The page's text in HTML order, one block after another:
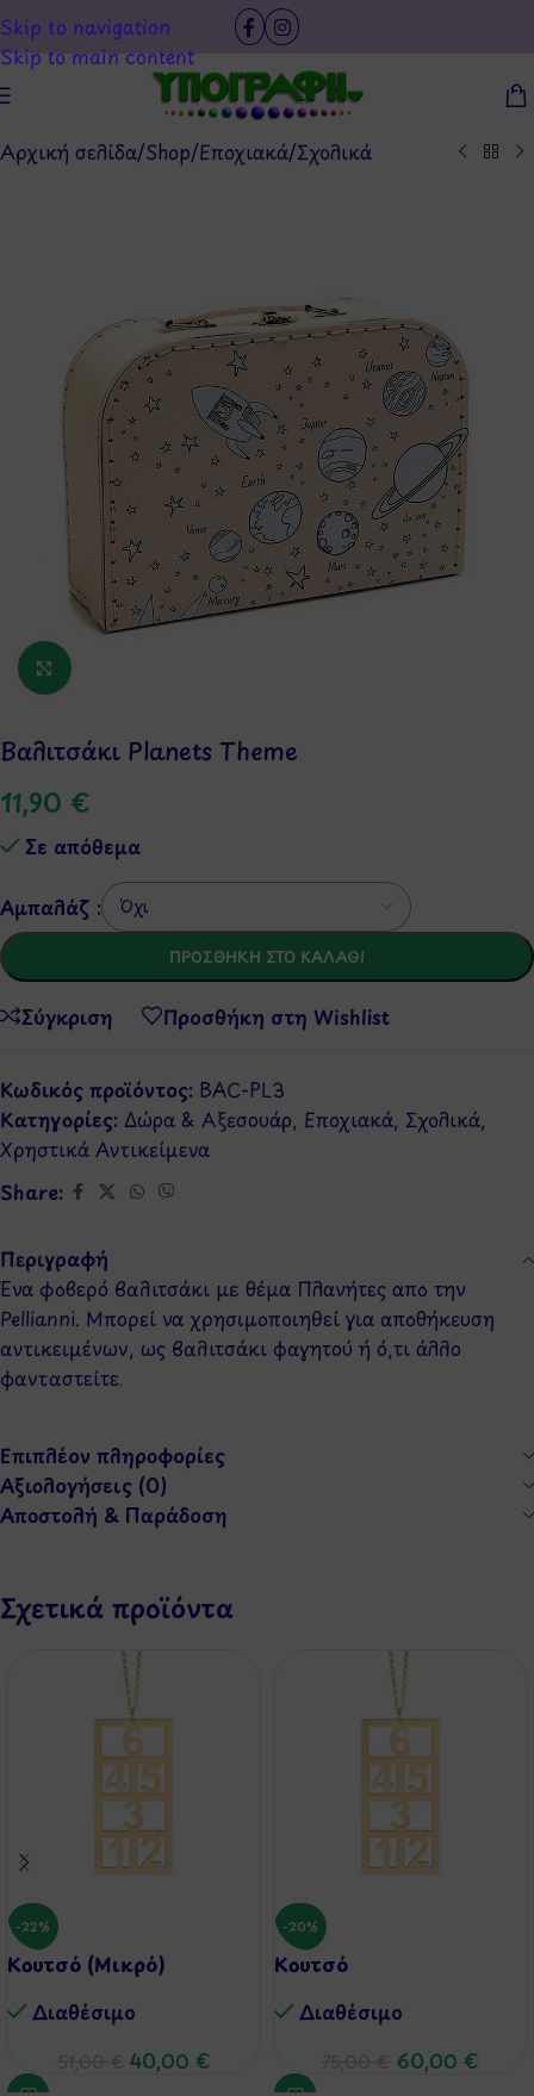
Skip to navigation
Skip to main content
Αρχική σελίδα/Shop/Εποχιακά/Σχολικά
Κάντε κλικ για μεγέθυνση
Βαλιτσάκι Planets Theme
11,90 €
Σε απόθεμα
Αμπαλάζ :
ΠΡΟΣΘΉΚΗ ΣΤΟ ΚΑΛΆΘΙ
Σύγκριση Προσθήκη στη Wishlist
Κωδικός προϊόντος: BAC-PL3
Κατηγορίες: Δώρα & Αξεσουάρ, Εποχιακά, Σχολικά,
Χρηστικά Αντικείμενα
Share:
Περιγραφή
Ένα φοβερό βαλιτσάκι με θέμα Πλανήτες απο την
Pellianni. Μπορεί να χρησιμοποιηθεί για αποθήκευση
αντικειμένων, ως βαλιτσάκι φαγητού ή ό,τι άλλο
φανταστείτε.
Επιπλέον πληροφορίες
Αξιολογήσεις (0)
Αποστολή & Παράδοση
Σχετικά προϊόντα
-22%
Κουτσό (Μικρό)
Διαθέσιμo
40,00 €
-20%
Κουτσό
Διαθέσιμo
60,00 €